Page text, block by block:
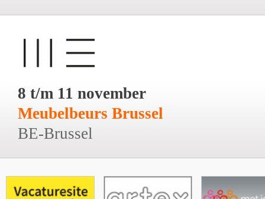
8 t/m 11 november
Meubelbeurs Brussel
BE-Brussel